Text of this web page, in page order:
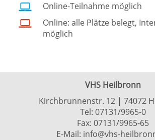
Online-Teilnahme möglich
Online: alle Plätze belegt,
möglich
VHS Heilbronn
Kirchbrunnenstr. 12 | 74072
Tel: 07131/9965-0
Fax: 07131/9965-65
E-Mail: info@vhs-